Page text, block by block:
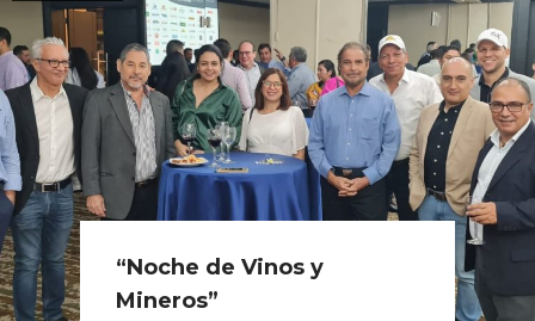
“Noche de Vinos y
Mineros”